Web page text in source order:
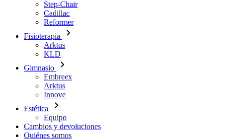
Step-Chair
Cadillac
Reformer
Fisioterapia
Arktus
KLD
Gimnasio
Embreex
Arktus
Innove
Estética
Equipo
Cambios y devoluciones
Quiénes somos